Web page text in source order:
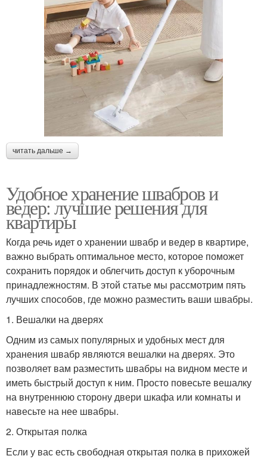
читать дальше →
Удобное хранение швабров и
ведер: лучшие решения для
квартиры
Когда речь идет о хранении швабр и ведер в квартире,
важно выбрать оптимальное место, которое поможет
сохранить порядок и облегчить доступ к уборочным
принадлежностям. В этой статье мы рассмотрим пять
лучших способов, где можно разместить ваши швабры.
1. Вешалки на дверях
Одним из самых популярных и удобных мест для
хранения швабр являются вешалки на дверях. Это
позволяет вам разместить швабры на видном месте и
иметь быстрый доступ к ним. Просто повесьте вешалку
на внутреннюю сторону двери шкафа или комнаты и
навесьте на нее швабры.
2. Открытая полка
Если у вас есть свободная открытая полка в прихожей